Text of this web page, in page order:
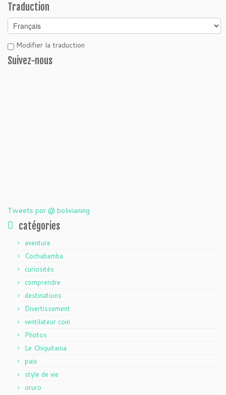
Traduction
Modifier la traduction
Suivez-nous
Tweets por @ bolivianing
catégories
aventure
Cochabamba
curiosités
comprendre
destinations
Divertissement
ventilateur coin
Photos
Le Chiquitania
paix
style de vie
oruro